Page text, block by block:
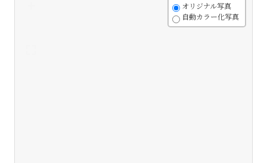
オリジナル写真
自動カラー化写真